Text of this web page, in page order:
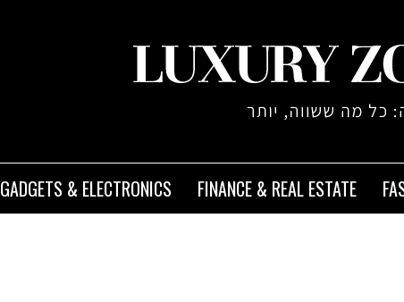
FINANCE & REAL ESTATE
GADGETS & ELECTRONICS